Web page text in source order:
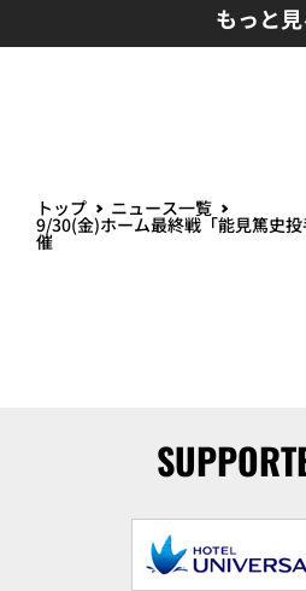
もっと
トップ ニュース一覧
9/30(金)ホーム最終戦「能見篤史
催